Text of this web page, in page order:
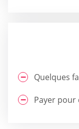
Quelques
Payer